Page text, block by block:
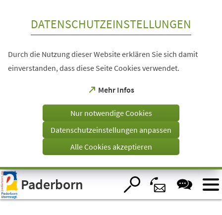
Visuelle
Assistenzsoftware
öffnen.
DATENSCHUTZEINSTELLUNGEN
Durch die Nutzung dieser Website erklären Sie sich damit
einverstanden, dass diese Seite Cookies verwendet.
Mehr Infos
(Öffnet
einem
Tab)
Nur notwendige Cookies
Datenschutzeinstellungen anpassen
Alle Cookies akzeptieren
Paderborn